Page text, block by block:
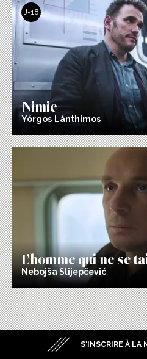
J-18
Nimic
Yórgos Lánthimos
L’homme qui ne se
Nebojša Slijepčević
S’INSCRIRE À LA